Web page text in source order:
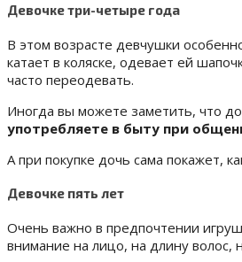
Девочке три-четыре года
В этом возрасте девчушки
катает в коляске, одевает ей
часто переодевать.
Иногда вы можете заметить, что
употребляете в быту при
А при покупке дочь сама покажет,
Девочке пять лет
Очень важно в предпочтении
внимание на лицо, на длину волос,